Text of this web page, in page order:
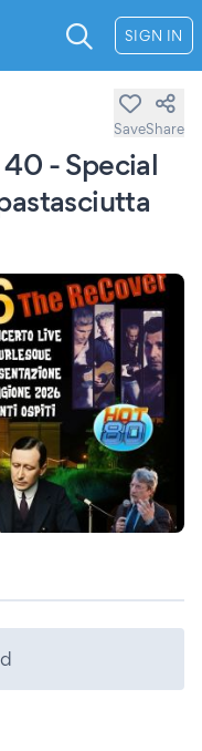
SIGN IN
- Special
SaveShare